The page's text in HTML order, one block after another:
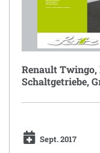
Renault Twingo,
Schaltgetriebe,
Sept. 2017